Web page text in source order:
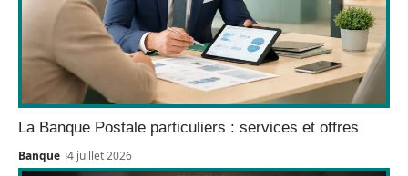
La Banque Postale particuliers : services et offres
Banque 4 juillet 2026